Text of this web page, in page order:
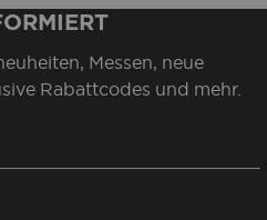
Messen, neue
Rabattcodes und mehr.